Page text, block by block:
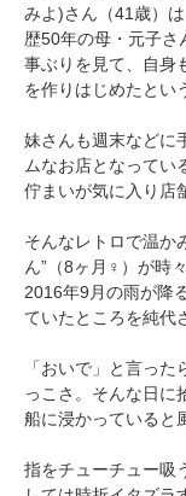
みよ)さん（41歳）
歴50年の母・元子さ
事ぶりを見て、自身
を作りはじめたとい
妹さんも週末などに
ムなお店となってい
佇まいが気に入り店
そんなレトロで温か
ん”（8ヶ月♀）が時
2016年9月の雨が降
ていたところを純代
「おいで」と言っ
っこさ。そんな日に
船に浸かっていると
指をチューチュー吸